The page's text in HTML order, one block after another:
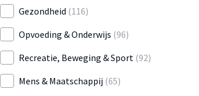
Gezondheid (116)
Opvoeding & Onderwijs (96)
Recreatie, Beweging & Sport (92)
Mens & Maatschappij (65)